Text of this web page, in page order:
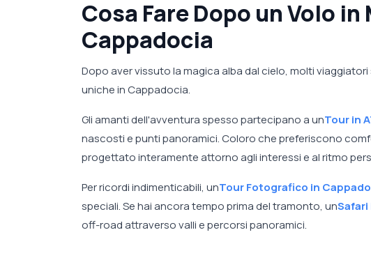
Cosa Fare Dopo un Volo
Cappadocia
Dopo aver vissuto la magica alba dal cielo, molti
uniche in Cappadocia.
Gli amanti dell'avventura spesso partecipano a unTour in
nascosti e punti panoramici. Coloro che preferiscono
progettato interamente attorno agli interessi e al ritmo
Per ricordi indimenticabili, unTour Fotografico in
speciali. Se hai ancora tempo prima del tramonto, unSafari
off-road attraverso valli e percorsi panoramici.